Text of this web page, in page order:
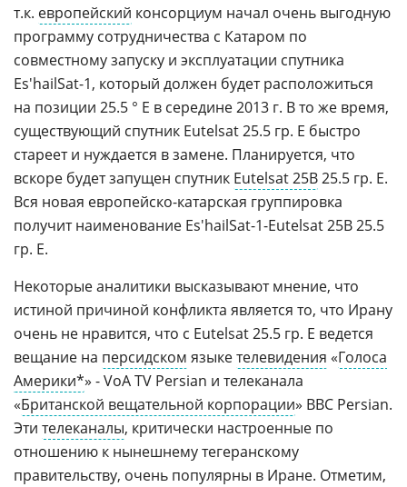
т.к. европейский консорциум начал очень выгодную
программу сотрудничества с Катаром по
совместному запуску и эксплуатации спутника
Es'hailSat-1, который должен будет расположиться
на позиции 25.5 ° E в середине 2013 г. В то же время,
существующий спутник Eutelsat 25.5 гр. E быстро
стареет и нуждается в замене. Планируется, что
вскоре будет запущен спутник Eutelsat 25B25.5 гр. E.
Вся новая европейско-катарская группировка
получит наименование Es'hailSat-1-Eutelsat 25B 25.5
гр. E.
Некоторые аналитики высказывают мнение, что
истиной причиной конфликта является то, что Ирану
очень не нравится, что с Eutelsat 25.5 гр. E ведется
вещание на персидском языкетелевидения «Голоса
Америки*» - VoA TV Persian и телеканала
«Британской вещательной корпорации» BBC Persian.
Эти телеканалы, критически настроенные по
отношению к нынешнему тегеранскому
правительству, очень популярны в Иране. Отметим,